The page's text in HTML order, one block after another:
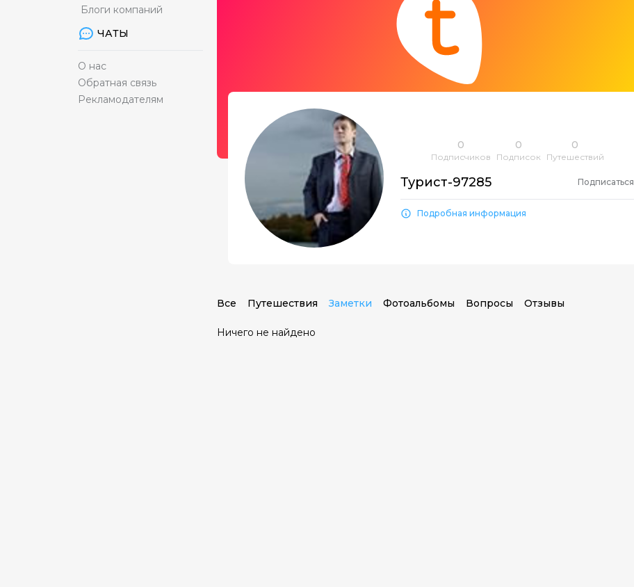
Блоги компаний
ЧАТЫ
О нас
Обратная связь
Рекламодателям
0
Подписчиков
0
Подписок
0
Путешествий
Турист-97285 Подписаться
Подробная информация
Все Путешествия Заметки Фотоальбомы Вопросы Отзывы
Ничего не найдено